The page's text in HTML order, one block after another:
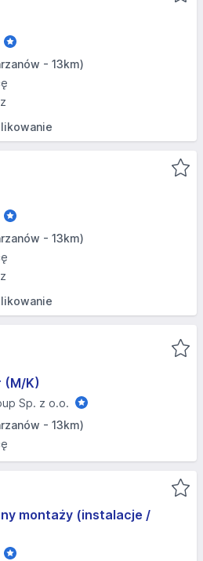
- 13km)
- 13km)
(M/K)
Sp. z o.o.
- 13km)
montaży (instalacje /